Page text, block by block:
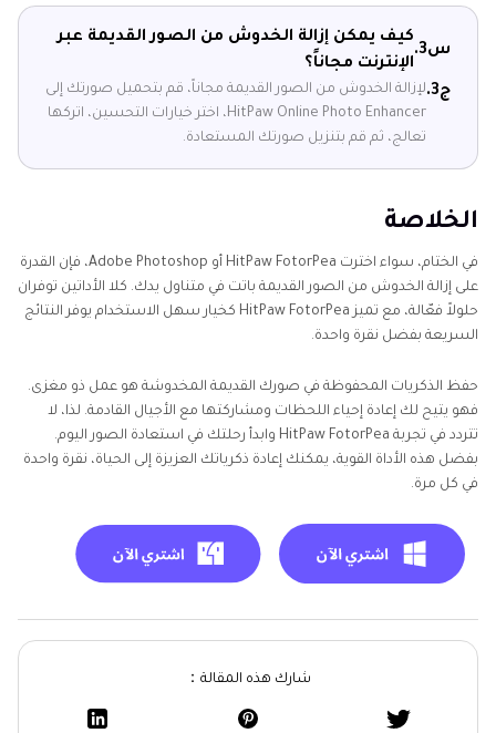
س3.
كيف يمكن إزالة الخدوش من الصور القديمة عبر
الإنترنت مجاناً؟
ج3.
لإزالة الخدوش من الصور القديمة مجاناً، قم بتحميل صورتك إلى
HitPaw Online Photo Enhancer، اختر خيارات التحسين، اتركها
تعالج، ثم قم بتنزيل صورتك المستعادة.
الخلاصة
في الختام، سواء اخترت HitPaw FotorPea أو Adobe Photoshop، فإن القدرة
على إزالة الخدوش من الصور القديمة باتت في متناول يدك. كلا الأداتين توفران
حلولاً فعّالة، مع تميز HitPaw FotorPea كخيار سهل الاستخدام يوفر النتائج
السريعة بفضل نقرة واحدة.
حفظ الذكريات المحفوظة في صورك القديمة المخدوشة هو عمل ذو مغزى.
فهو يتيح لك إعادة إحياء اللحظات ومشاركتها مع الأجيال القادمة. لذا، لا
تتردد في تجربة HitPaw FotorPea وابدأ رحلتك في استعادة الصور اليوم.
بفضل هذه الأداة القوية، يمكنك إعادة ذكرياتك العزيزة إلى الحياة، نقرة واحدة
في كل مرة.
شارك هذه المقالة：